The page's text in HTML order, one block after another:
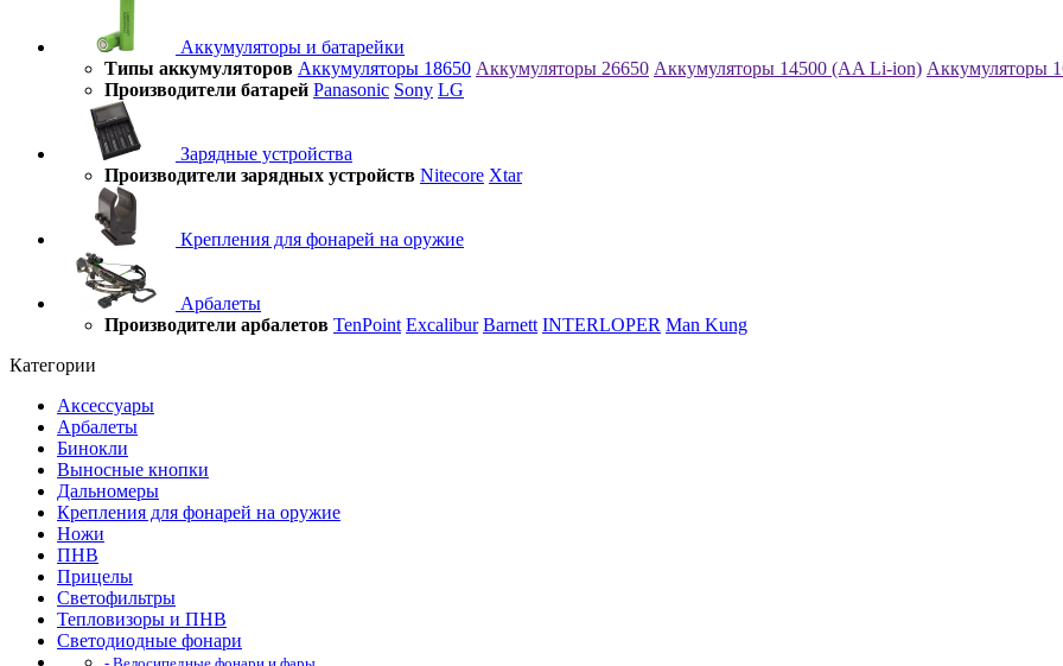
Аккумуляторы и батарейки
Типы аккумуляторов Аккумуляторы 18650 Аккумуляторы 26650 Аккумуляторы 14500 (AA Li-ion) Аккумуляторы
Производители батарей Panasonic Sony LG
Зарядные устройства
Производители зарядных устройств Nitecore Xtar
Крепления для фонарей на оружие
Арбалеты
Производители арбалетов TenPoint Excalibur Barnett INTERLOPER Man Kung
Категории
Аксессуары
Арбалеты
Бинокли
Выносные кнопки
Дальномеры
Крепления для фонарей на оружие
Ножи
ПНВ
Прицелы
Светофильтры
Тепловизоры и ПНВ
Светодиодные фонари